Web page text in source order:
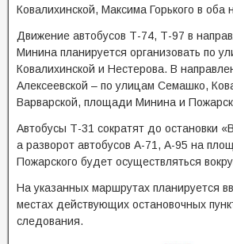
Ковалихинской, Максима Горького в оба
Движение автобусов Т-74, Т-97 в
Минина планируется организовать по
Ковалихинской и Нестерова. В
Алексеевской – по улицам Семашко,
Варварской, площади Минина и
Автобусы Т-31 сократят до остановки
а разворот автобусов А-71, А-95 на
Пожарского будет осуществляться
На указанных маршрутах планируется
местах действующих остановочных
следования.